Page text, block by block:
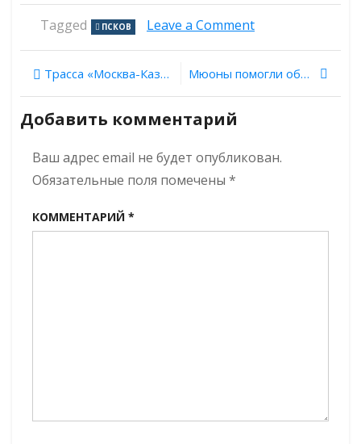
Tagged ПСКОВ Leave a Commenton
меч
князя
Навигация
по
записям
Трасса «Москва-Казань»: первые результаты археологических раскопок Мюоны помогли обнаружили найти подвалы XVI века в Даниловом монастыре Переславля-Залесского
Добавить комментарий
Ваш адрес email не будет опубликован.
Обязательные поля помечены *
КОММЕНТАРИЙ *